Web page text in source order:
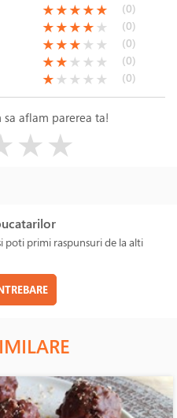
(*)
★(*)
★(*)
★(*)
★(*)
★ (0)
(*)
★(*)
★(*)
★(*)
★( )
★ (0)
(*)
★(*)
★(*)
★( )
★ ( )
★ (0)
(*)
★(*)
★( )
★ ( )
★ ( )
★ (0)
(*)
★( )
★ ( )
★ ( )
★ ( )
★ (0)
aflam parerea ta!
★★
poti primi raspunsuri de la alti